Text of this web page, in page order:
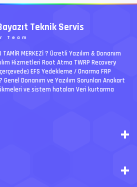
Teknik Servis
Team
TAMİR MERKEZİ ?️ Ücretli Yazılım & Donanım
Hizmetleri Root Atma TWRP Recovery
EFS Yedekleme / Onarma FRP
Donanım ve Yazılım Sorunları Anakart
ve sistem hataları Veri kurtarma